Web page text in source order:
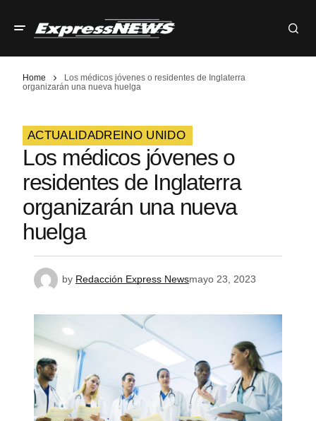
Home
Los médicos jóvenes o residentes de Inglaterra
organizarán una nueva huelga
ACTUALIDADREINO UNIDO
Los médicos jóvenes o
residentes de Inglaterra
organizarán una nueva
huelga
by Redacción Express Newsmayo 23, 2023